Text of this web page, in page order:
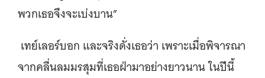
พวกเธอจึงจะเบ่งบาน”
เทย์เลอร์บอก และจริงดั่งเธอว่า เพราะเมื่อพิจารณา
จากคลื่นลมมรสุมที่เธอฝ่ามาอย่างยาวนาน ในปีนี้